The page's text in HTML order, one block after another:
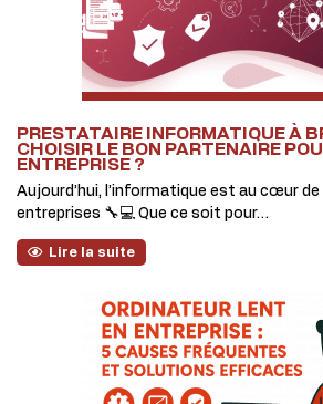
PRESTATAIRE INFORMATIQUE À
CHOISIR LE BON PARTENAIRE
ENTREPRISE ?
Aujourd’hui, l’informatique est au cœur
entreprises 🔧💻 Que ce soit pour…
Lire la suite